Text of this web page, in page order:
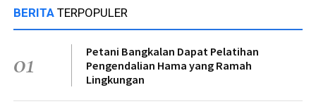
BERITA TERPOPULER
01
Petani Bangkalan Dapat Pelatihan
Pengendalian Hama yang Ramah
Lingkungan